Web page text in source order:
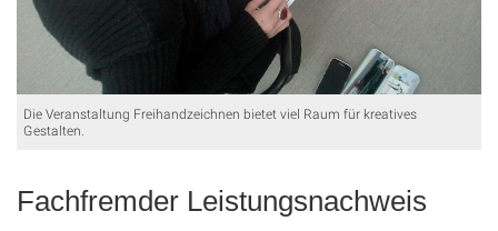
Die Veranstaltung Freihandzeichnen bietet viel Raum für kreatives
Gestalten.
Fachfremder Leistungsnachweis